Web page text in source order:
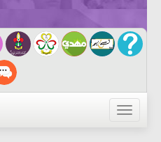
القائمة